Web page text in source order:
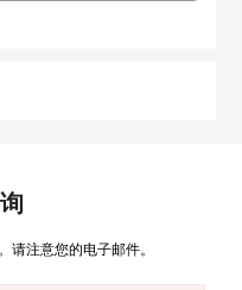
请注意您的电子邮件。